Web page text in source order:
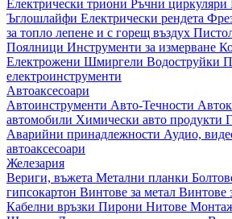
Електрически триони Ръчни циркуляри
Ъглошлайфи Електрически рендета
за топло лепене и с горещ въздух
Поялници Инструменти за измерване
Електрожени Шмиргели Водоструйки
електроинструменти
Автоаксесоари
Автоинструменти Авто-Течности
автомобили Химически авто продукти
Аварийни принадлежности Аудио,
автоаксесоари
Железария
Вериги, въжета Метални планки
гипсокартон Винтове за метал Винтове
Кабелни връзки Пирони Нитове